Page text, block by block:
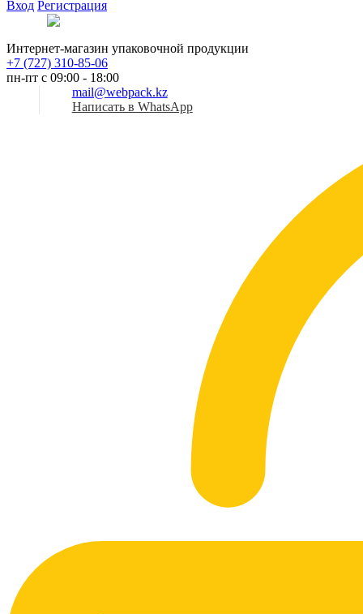
Вход Регистрация
Интернет-магазин упаковочной продукции
+7 (727) 310-85-06
пн-пт с 09:00 - 18:00
mail@webpack.kz
Написать в WhatsApp